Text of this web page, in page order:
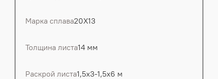
Марка сплава20Х13
Толщина листа14 мм
Раскрой листа1,5х3-1,5х6 м